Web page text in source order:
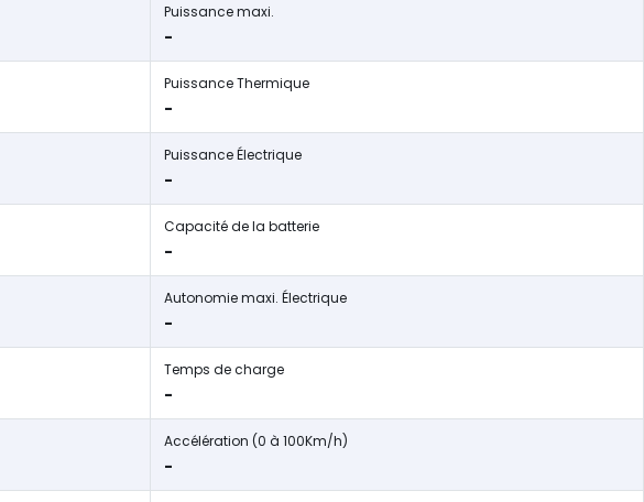
Puissance maxi.
-
Puissance Thermique
-
Puissance Électrique
-
Capacité de la batterie
-
Autonomie maxi. Électrique
-
Temps de charge
-
Accélération (0 à 100Km/h)
-